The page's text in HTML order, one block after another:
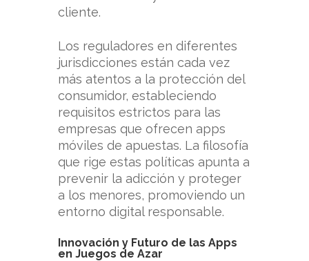
cliente.
Los reguladores en diferentes
jurisdicciones están cada vez
más atentos a la protección del
consumidor, estableciendo
requisitos estrictos para las
empresas que ofrecen apps
móviles de apuestas. La filosofía
que rige estas políticas apunta a
prevenir la adicción y proteger
a los menores, promoviendo un
entorno digital responsable.
Innovación y Futuro de las Apps
en Juegos de Azar